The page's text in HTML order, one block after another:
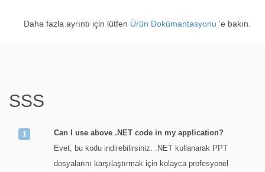
Daha fazla ayrıntı için lütfen Ürün Dokümantasyonu ’e bakın.
SSS
Can I use above .NET code in my application?
Evet, bu kodu indirebilirsiniz. .NET kullanarak PPT
dosyalarını karşılaştırmak için kolayca profesyonel